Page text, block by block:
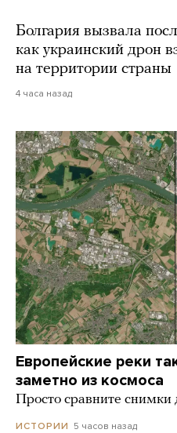
Болгария вызвала
как украинский дрон
на территории страны
4 часа назад
Европейские реки
заметно из космоса
Просто сравните снимки
ИСТОРИИ 5 часов назад